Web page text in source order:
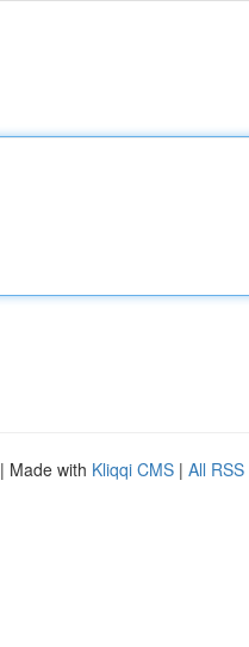
| Made with Kliqqi CMS | All